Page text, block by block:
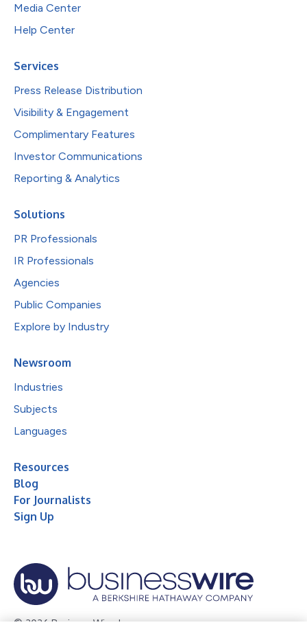
Media Center
Help Center
Services
Press Release Distribution
Visibility & Engagement
Complimentary Features
Investor Communications
Reporting & Analytics
Solutions
PR Professionals
IR Professionals
Agencies
Public Companies
Explore by Industry
Newsroom
Industries
Subjects
Languages
Resources
Blog
For Journalists
Sign Up
© 2026 Business Wire, Inc.